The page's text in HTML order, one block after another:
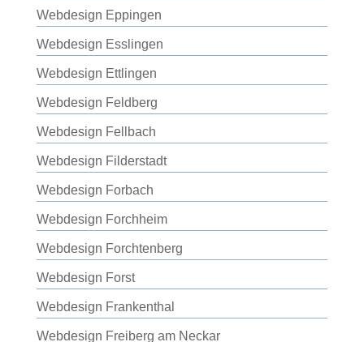
Webdesign Eppingen
Webdesign Esslingen
Webdesign Ettlingen
Webdesign Feldberg
Webdesign Fellbach
Webdesign Filderstadt
Webdesign Forbach
Webdesign Forchheim
Webdesign Forchtenberg
Webdesign Forst
Webdesign Frankenthal
Webdesign Freiberg am Neckar